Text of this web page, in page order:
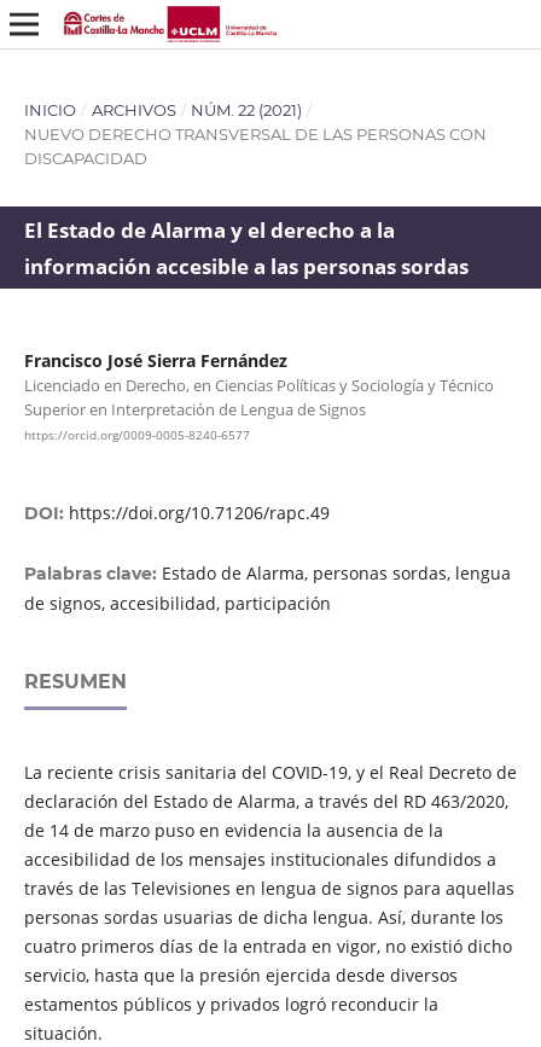
INICIO / ARCHIVOS / NÚM. 22 (2021) /
NUEVO DERECHO TRANSVERSAL DE LAS PERSONAS CON
DISCAPACIDAD
El Estado de Alarma y el derecho a la
información accesible a las personas sordas
Francisco José Sierra Fernández
Licenciado en Derecho, en Ciencias Políticas y Sociología y Técnico
Superior en Interpretación de Lengua de Signos
https://orcid.org/0009-0005-8240-6577
DOI: https://doi.org/10.71206/rapc.49
Palabras clave: Estado de Alarma, personas sordas, lengua
de signos, accesibilidad, participación
RESUMEN
La reciente crisis sanitaria del COVID-19, y el Real Decreto de
declaración del Estado de Alarma, a través del RD 463/2020,
de 14 de marzo puso en evidencia la ausencia de la
accesibilidad de los mensajes institucionales difundidos a
través de las Televisiones en lengua de signos para aquellas
personas sordas usuarias de dicha lengua. Así, durante los
cuatro primeros días de la entrada en vigor, no existió dicho
servicio, hasta que la presión ejercida desde diversos
estamentos públicos y privados logró reconducir la
situación.